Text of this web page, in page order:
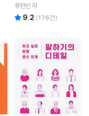
류한빈 저
9.2 (176건)